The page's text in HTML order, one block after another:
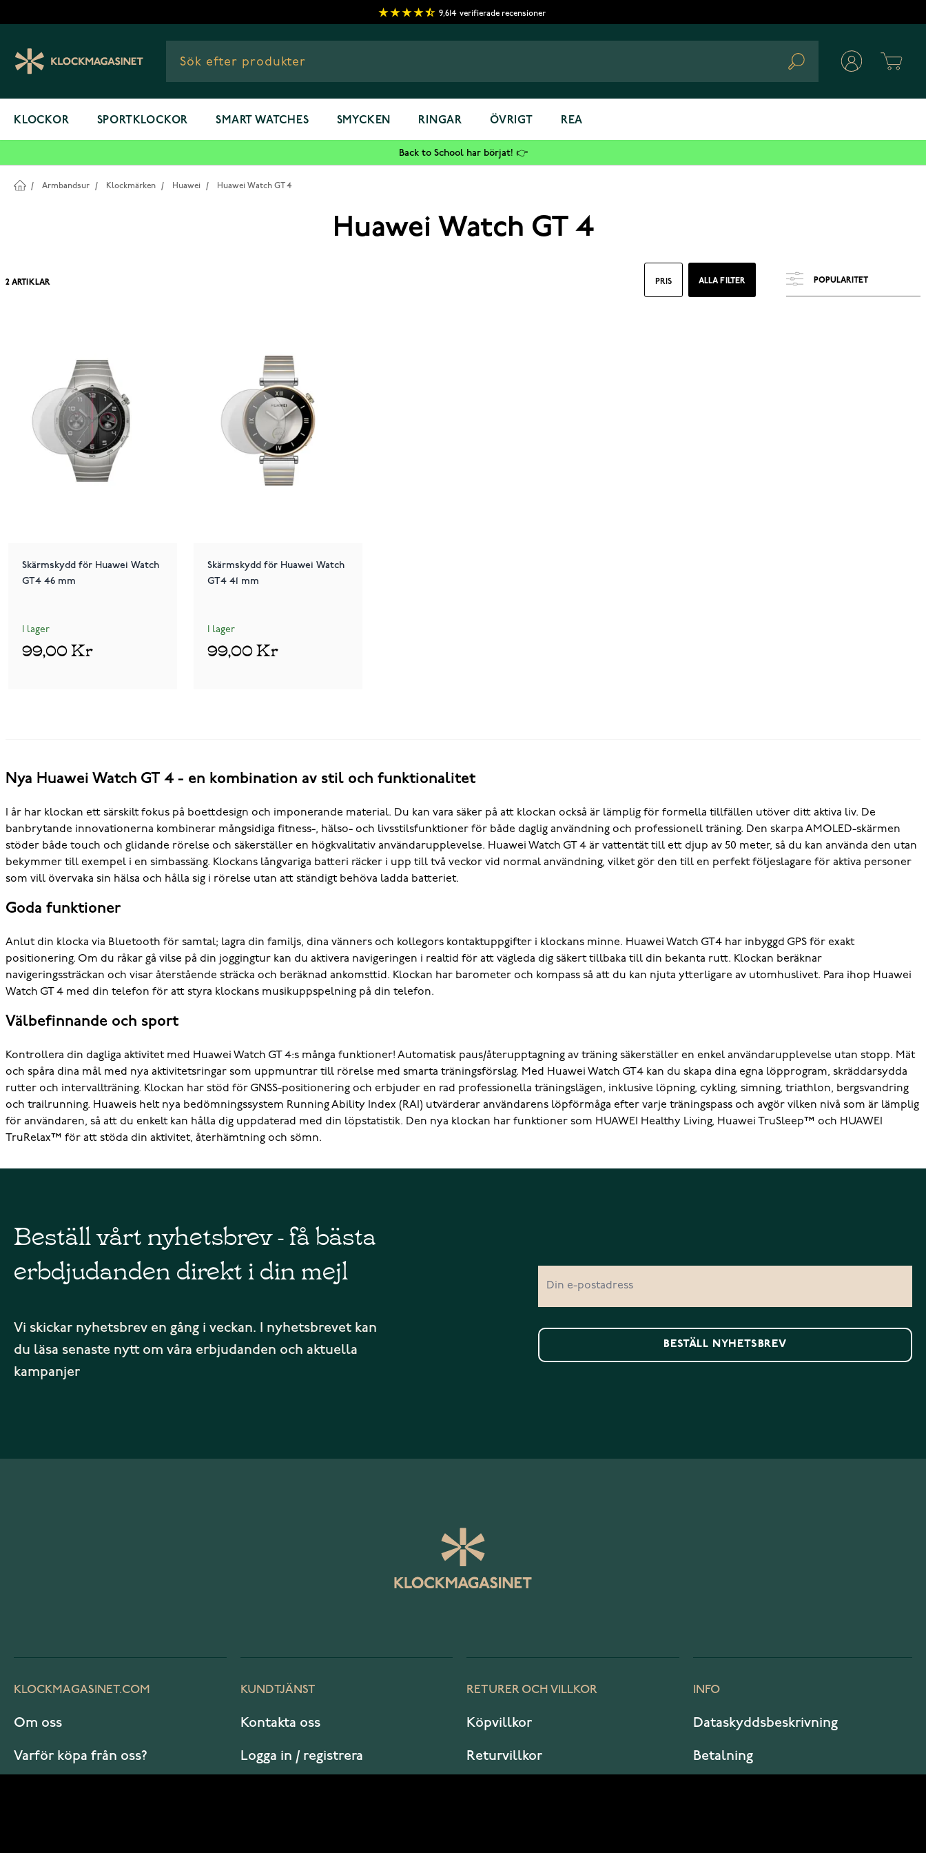
9,614 verifierade recensioner
Search
KLOCKOR SPORTKLOCKOR SMART WATCHES SMYCKEN RINGAR ÖVRIGT REA
Back to School har börjat! 👉
/ Armbandsur / Klockmärken / Huawei / Huawei Watch GT 4
Huawei Watch GT 4
PRIS ALLA FILTER
2 ARTIKLAR
Skärmskydd för Huawei Watch
GT4 46 mm
I lager
99,00 Kr
Skärmskydd för Huawei Watch
GT4 41 mm
I lager
99,00 Kr
Nya Huawei Watch GT 4 - en kombination av stil och funktionalitet
I år har klockan ett särskilt fokus på boettdesign och imponerande material. Du kan vara säker på att klockan också är lämplig för formella tillfällen utöver ditt aktiva liv. De
banbrytande innovationerna kombinerar mångsidiga fitness-, hälso- och livsstilsfunktioner för både daglig användning och professionell träning. Den skarpa AMOLED-skärmen
stöder både touch och glidande rörelse och säkerställer en högkvalitativ användarupplevelse. Huawei Watch GT 4 är vattentät till ett djup av 50 meter, så du kan använda den utan
bekymmer till exempel i en simbassäng. Klockans långvariga batteri räcker i upp till två veckor vid normal användning, vilket gör den till en perfekt följeslagare för aktiva personer
som vill övervaka sin hälsa och hålla sig i rörelse utan att ständigt behöva ladda batteriet.
Goda funktioner
Anlut din klocka via Bluetooth för samtal; lagra din familjs, dina vänners och kollegors kontaktuppgifter i klockans minne. Huawei Watch GT4 har inbyggd GPS för exakt
positionering. Om du råkar gå vilse på din joggingtur kan du aktivera navigeringen i realtid för att vägleda dig säkert tillbaka till din bekanta rutt. Klockan beräknar
navigeringssträckan och visar återstående sträcka och beräknad ankomsttid. Klockan har barometer och kompass så att du kan njuta ytterligare av utomhuslivet. Para ihop Huawei
Watch GT 4 med din telefon för att styra klockans musikuppspelning på din telefon.
Välbefinnande och sport
Kontrollera din dagliga aktivitet med Huawei Watch GT 4:s många funktioner! Automatisk paus/återupptagning av träning säkerställer en enkel användarupplevelse utan stopp. Mät
och spåra dina mål med nya aktivitetsringar som uppmuntrar till rörelse med smarta träningsförslag. Med Huawei Watch GT4 kan du skapa dina egna löpprogram, skräddarsydda
rutter och intervallträning. Klockan har stöd för GNSS-positionering och erbjuder en rad professionella träningslägen, inklusive löpning, cykling, simning, triathlon, bergsvandring
och trailrunning. Huaweis helt nya bedömningssystem Running Ability Index (RAI) utvärderar användarens löpförmåga efter varje träningspass och avgör vilken nivå som är lämplig
för användaren, så att du enkelt kan hålla dig uppdaterad med din löpstatistik. Den nya klockan har funktioner som HUAWEI Healthy Living, Huawei TruSleep™ och HUAWEI
TruRelax™ för att stöda din aktivitet, återhämtning och sömn.
Beställ vårt nyhetsbrev - få bästa
erbdjudanden direkt i din mejl
Vi skickar nyhetsbrev en gång i veckan. I nyhetsbrevet kan
du läsa senaste nytt om våra erbjudanden och aktuella
kampanjer
BESTÄLL NYHETSBREV
KLOCKMAGASINET.COM
Om oss
Varför köpa från oss?
KUNDTJÄNST
Kontakta oss
Logga in / registrera
RETURER OCH VILLKOR
Köpvillkor
Returvillkor
INFO
Dataskyddsbeskrivning
Betalning